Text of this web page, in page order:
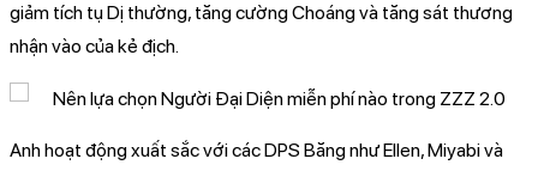
giảm tích tụ Dị thường, tăng cường Choáng và tăng sát thương
nhận vào của kẻ địch.
Anh hoạt động xuất sắc với các DPS Băng như Ellen, Miyabi và